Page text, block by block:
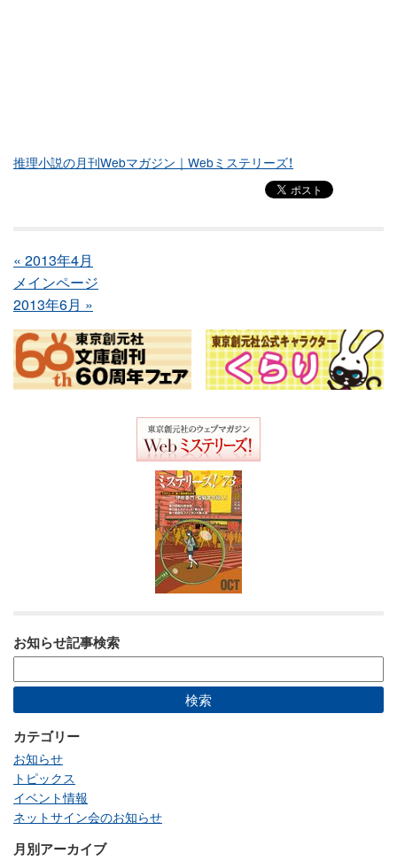
推理小説の月刊Webマガジン｜Webミステリーズ！
« 2013年4月
メインページ
2013年6月 »
お知らせ記事検索
カテゴリー
お知らせ
トピックス
イベント情報
ネットサイン会のお知らせ
月別アーカイブ